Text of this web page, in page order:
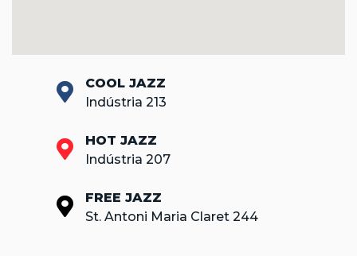
COOL JAZZ
Indústria 213
HOT JAZZ
Indústria 207
FREE JAZZ
St. Antoni Maria Claret 244